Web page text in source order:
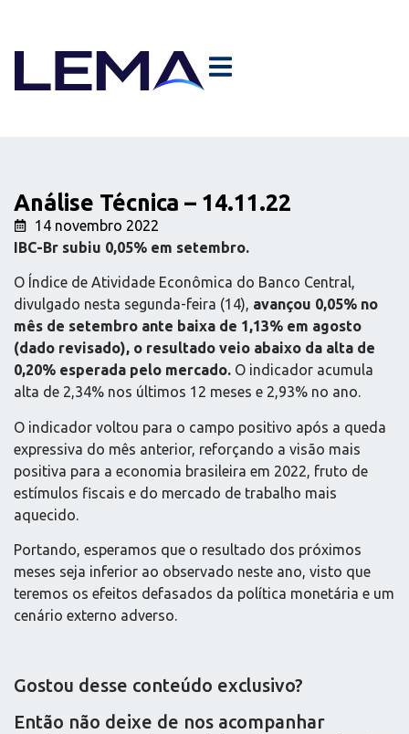
Análise Técnica – 14.11.22
14 novembro 2022
IBC-Br subiu 0,05% em setembro.
O Índice de Atividade Econômica do Banco Central,
divulgado nesta segunda-feira (14), avançou 0,05% no
mês de setembro ante baixa de 1,13% em agosto
(dado revisado), o resultado veio abaixo da alta de
0,20% esperada pelo mercado. O indicador acumula
alta de 2,34% nos últimos 12 meses e 2,93% no ano.
O indicador voltou para o campo positivo após a queda
expressiva do mês anterior, reforçando a visão mais
positiva para a economia brasileira em 2022, fruto de
estímulos fiscais e do mercado de trabalho mais
aquecido.
Portando, esperamos que o resultado dos próximos
meses seja inferior ao observado neste ano, visto que
teremos os efeitos defasados da política monetária e um
cenário externo adverso.
Gostou desse conteúdo exclusivo?
Então não deixe de nos acompanhar